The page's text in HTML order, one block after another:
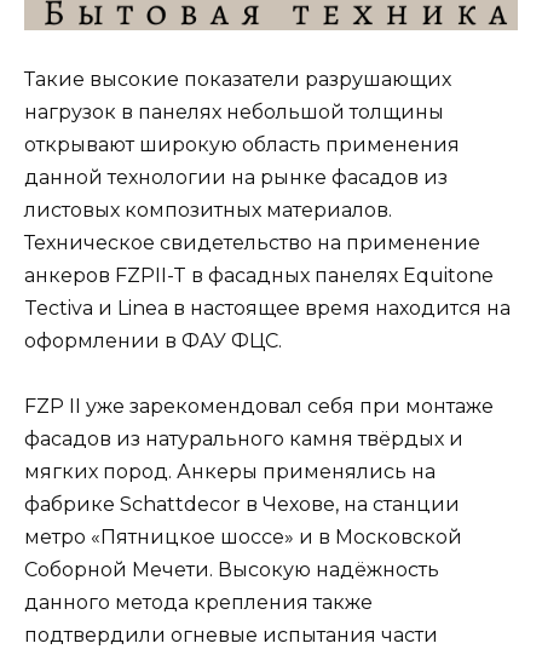
Такие высокие показатели разрушающих
нагрузок в панелях небольшой толщины
открывают широкую область применения
данной технологии на рынке фасадов из
листовых композитных материалов.
Техническое свидетельство на применение
анкеров FZPII-T в фасадных панелях Equitone
Tectiva и Linea в настоящее время находится на
оформлении в ФАУ ФЦС.
FZP II уже зарекомендовал себя при монтаже
фасадов из натурального камня твёрдых и
мягких пород. Анкеры применялись на
фабрике Schattdecor в Чехове, на станции
метро «Пятницкое шоссе» и в Московской
Соборной Мечети. Высокую надёжность
данного метода крепления также
подтвердили огневые испытания части